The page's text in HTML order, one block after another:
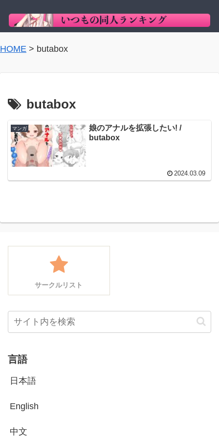
HOME > butabox
butabox
マンガ
娘のアナルを拡張したい! /
butabox
2024.03.09
サークルリスト
言語
日本語
English
中文